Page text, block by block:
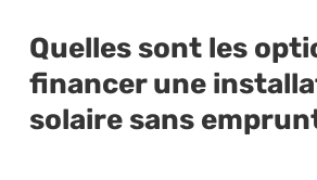
Quelles sont les
financer une
solaire sans